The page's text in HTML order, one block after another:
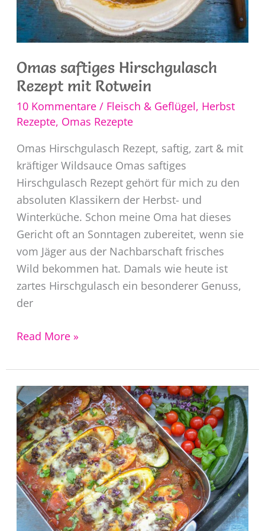
Omas saftiges Hirschgulasch
Rezept mit Rotwein
10 Kommentare / Fleisch & Geflügel, Herbst
Rezepte, Omas Rezepte
Omas Hirschgulasch Rezept, saftig, zart & mit
kräftiger Wildsauce Omas saftiges
Hirschgulasch Rezept gehört für mich zu den
absoluten Klassikern der Herbst- und
Winterküche. Schon meine Oma hat dieses
Gericht oft an Sonntagen zubereitet, wenn sie
vom Jäger aus der Nachbarschaft frisches
Wild bekommen hat. Damals wie heute ist
zartes Hirschgulasch ein besonderer Genuss,
der
Omas
Hirschgulasch
Rezept
mit
Rotwein
Read More »